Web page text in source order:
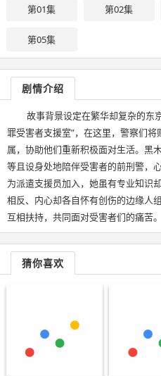
第01集 第02集
第05集
剧情介绍
故事背景设定在繁华却复杂的东
罪受害者支援室”，在这里，警察们
属，协助他们重新积极面对生活。黑
等且设身处地陪伴受害者的前刑警，
为派遣支援员加入，她虽有专业知识
相反、内心却各自怀有创伤的边缘人
互相扶持，共同面对受害者们的痛苦。
猜你喜欢